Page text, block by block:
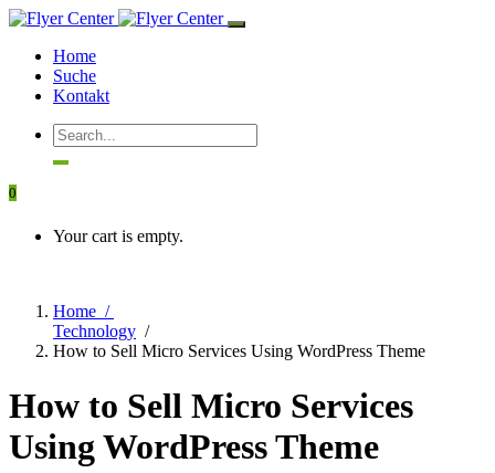
Home
Suche
Kontakt
0
Your cart is empty.
Home /
Technology /
How to Sell Micro Services Using WordPress Theme
How to Sell Micro Services
Using WordPress Theme